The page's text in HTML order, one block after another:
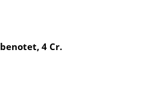
benotet, 4 Cr.